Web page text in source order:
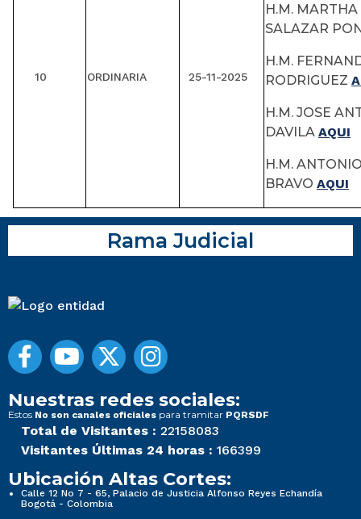
10 ORDINARIA 25-11-2025
H.M.
SALAZAR
H.M.
RODRIGUEZ
H.M. JOSE
DAVILA AQUI
H.M.
BRAVO AQUI
Rama Judicial
Nuestras redes sociales:
Estos No son canales oficiales para tramitar PQRSDF
Total de Visitantes : 22158083
Visitantes Últimas 24 horas : 166399
Ubicación Altas Cortes:
Calle 12 No 7 - 65, Palacio de Justicia Alfonso Reyes Echandía
Bogotá - Colombia